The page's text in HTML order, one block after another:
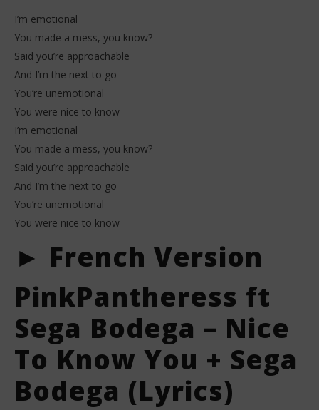
I’m emotional
You made a mess, you know?
Said you’re approachable
And I’m the next to go
You’re unemotional
You were nice to know
I’m emotional
You made a mess, you know?
Said you’re approachable
And I’m the next to go
You’re unemotional
You were nice to know
► French Version
PinkPantheress ft
Sega Bodega – Nice
To Know You + Sega
Bodega (Lyrics)